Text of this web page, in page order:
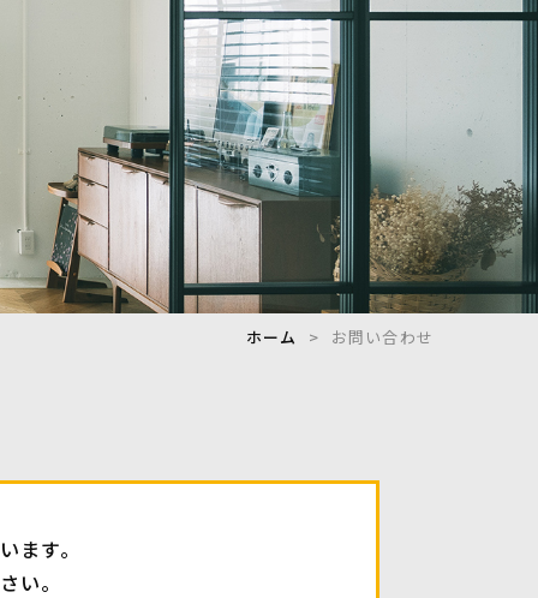
ホーム お問い合わせ
ます。
い。